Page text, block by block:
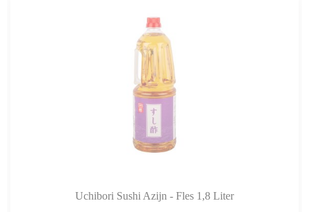
Uchibori Sushi Azijn - Fles 1,8 Liter